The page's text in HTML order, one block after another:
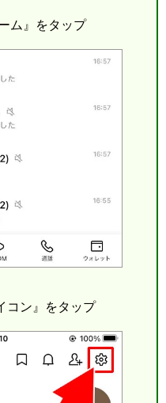
ム』をタップ
コン』をタップ